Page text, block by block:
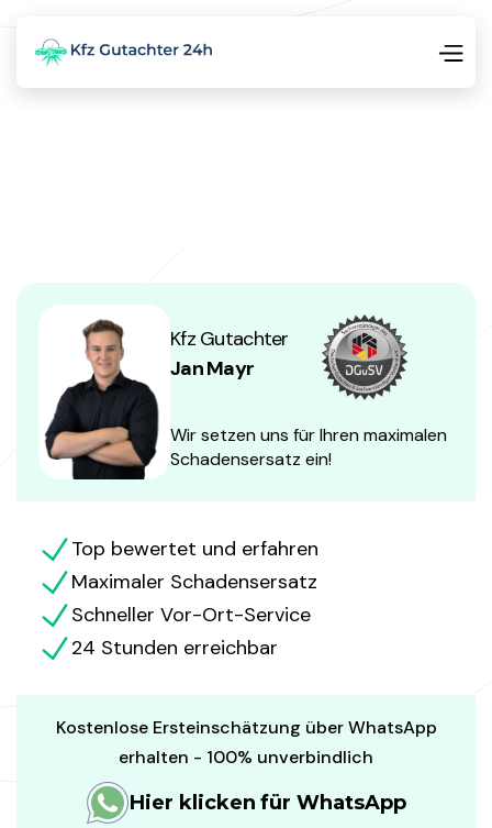
Kfz Gutachter
Jan Mayr
Wir setzen uns für Ihren maximalen
Schadensersatz ein!
Top bewertet und erfahren
Maximaler Schadensersatz
Schneller Vor-Ort-Service
24 Stunden erreichbar
Kostenlose Ersteinschätzung über WhatsApp
erhalten - 100% unverbindlich
Hier klicken für WhatsApp